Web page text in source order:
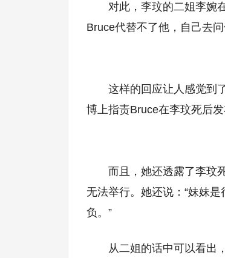
对此，李玟的二姐李婉
Bruce代替不了他，自己去问
这样的回应让人感觉到
博上指责Bruce在李玟死后
而且，她还透露了李玟
无法举行。她还说：“妹妹
负。”
从二姐的话中可以看出